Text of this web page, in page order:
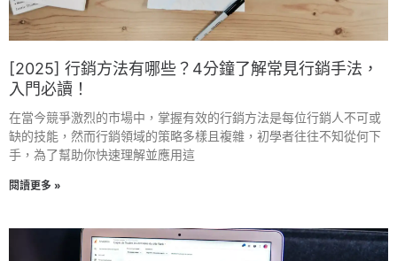
[2025] 行銷方法有哪些？4分鐘了解常見行銷手法，
入門必讀！
在當今競爭激烈的市場中，掌握有效的行銷方法是每位行銷人不可或
缺的技能，然而行銷領域的策略多樣且複雜，初學者往往不知從何下
手，為了幫助你快速理解並應用這
閱讀更多 »